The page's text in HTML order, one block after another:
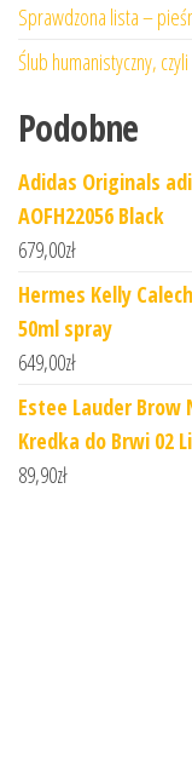
Sprawdzona lista –
Ślub humanistyczny,
Podobne
Adidas Originals
AOFH22056 Black
679,00zł
Hermes Kelly
50ml spray
649,00zł
Estee Lauder Brow
Kredka do Brwi 02
89,90zł